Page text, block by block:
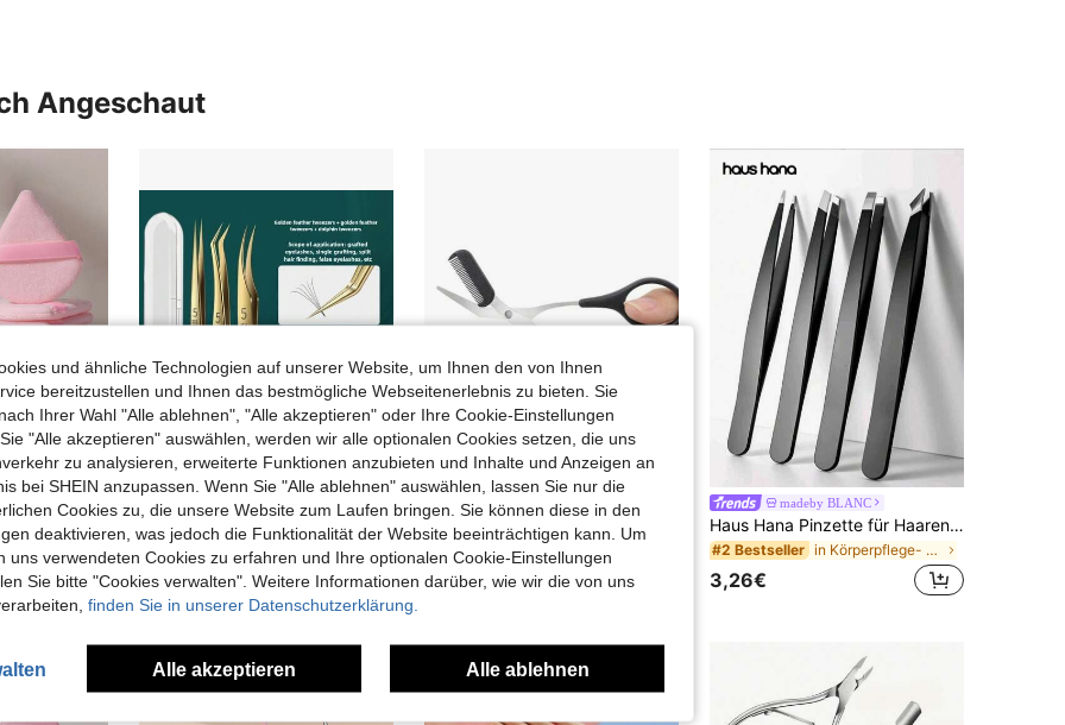
497
497
Angeschaut
Dreieckiger Samt-Puderquaste (erhältlich in Packungen mit 1 oder 10 Stück) - ein vielseitiges, wiederverwendbares Make-up-Tool. Geeignet für die Verwendung zu Hause, an Ihrem Schminktisch oder auf Reisen. Ein tolles Geschenk für Frauen oder ein perfektes Weihnachtsgeschenk.
in Empfohlene Reiseprodukte Körperpflege- und Rein
3 Stück Edelstahl Pinzetten Set - parfümfrei, antistatische Präzisionspinzetten für Wimpernverlängerungen, Elektronik, Schmuckherstellung - gerade Spitze und abgewinkelte Spitze Beauty Tool Set, Make-up, günstig, Raumdekoration, Schminktisch, Reise, Schlafzimmer, Make-up Accessoires
#2 Bestseller in Körperpflege- und Hygieneartikel Gesichtsreinig
4,32€
3,18€
madeby BLANC
Haus Hana Pinzette für Haarentfernung, professioneller Pinzettensatz, Mini-Pinzette zum Reisen, Pinzette für Gesichtshaar, Augenbrauenformen, Präzisions-Pinzette, beste Pinzette für empfindliche Haut
#2 Bestseller in Körperpflege- und Hygieneartikel Haarschneider
3,26€
und ähnliche Technologien auf unserer Website, um Ihnen den von Ihnen
bereitzustellen und Ihnen das bestmögliche Webseitenerlebnis zu bieten. Sie
Ihrer Wahl "Alle ablehnen", "Alle akzeptieren" oder Ihre Cookie-Einstellungen
"Alle akzeptieren" auswählen, werden wir alle optionalen Cookies setzen, die uns
zu analysieren, erweiterte Funktionen anzubieten und Inhalte und Anzeigen an
bei SHEIN anzupassen. Wenn Sie "Alle ablehnen" auswählen, lassen Sie nur die
Cookies zu, die unsere Website zum Laufen bringen. Sie können diese in den
deaktivieren, was jedoch die Funktionalität der Website beeinträchtigen kann. Um
uns verwendeten Cookies zu erfahren und Ihre optionalen Cookie-Einstellungen
Sie bitte "Cookies verwalten". Weitere Informationen darüber, wie wir die von uns
finden Sie in unserer Datenschutzerklärung.
Alle akzeptieren Alle ablehnen